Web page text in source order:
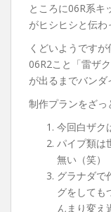
ところに06R系キ
がヒシヒシと伝わ
くどいようです
06R2こと「雷ザ
が出るまでバンダ
制作プランをざっ
今回白ザク
パイプ類は
無い（笑）
グラナダで
グをしても
んまり変え